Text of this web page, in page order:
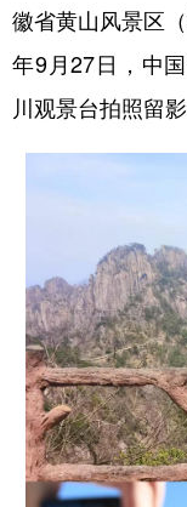
徽省黄山风景区
年9月27日，中
川观景台拍照留